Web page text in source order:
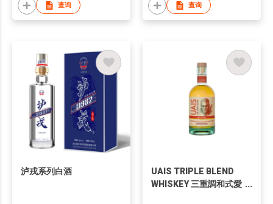
查询 查询
泸戎系列白酒
UAIS TRIPLE BLEND
WHISKEY 三重調和式愛